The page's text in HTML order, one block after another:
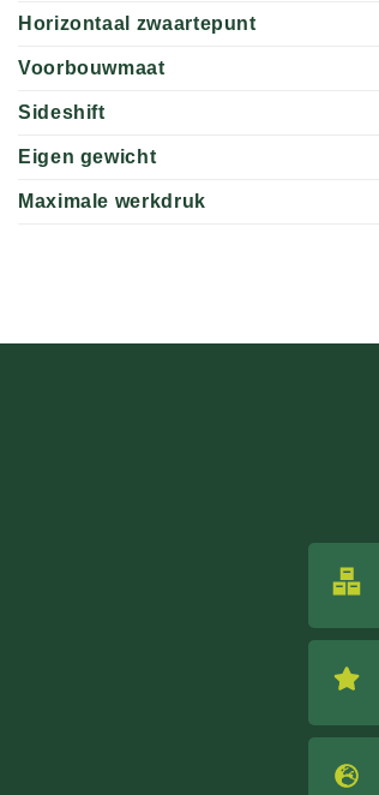
Horizontaal zwaartepunt
Voorbouwmaat
Sideshift
Eigen gewicht
Maximale werkdruk